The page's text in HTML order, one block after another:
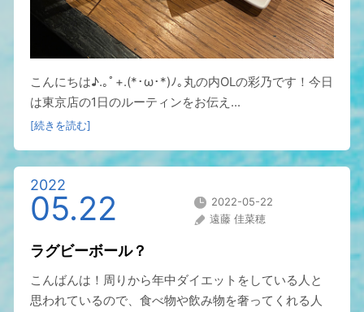
こんにちは♪.｡ﾟ+.(*･ω･*)ﾉ｡丸の内OLの彩乃です！今日
は東京店の1日のルーティンをお伝え...
[続きを読む]
2022
05.22
2022-05-22
遠藤 佳菜穂
ラグビーボール？
こんばんは！周りから年中ダイエットをしている人と
思われているので、食べ物や飲み物を奢ってくれる人